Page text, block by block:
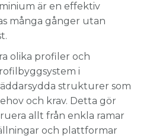
är en effektiv
många gånger utan
olika profiler och
i
strukturer som
och krav. Detta gör
allt från enkla ramar
och plattformar